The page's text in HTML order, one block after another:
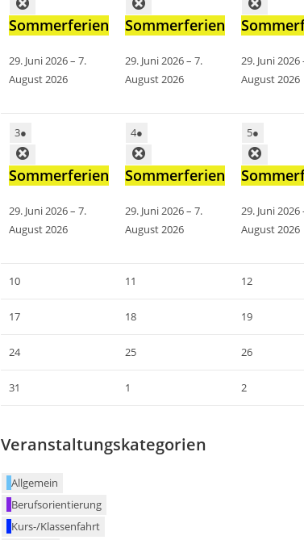
Sommerferien
29. Juni 2026–7.
August 2026
Sommerferien
29. Juni 2026–7.
August 2026
29. Juni 2026
August 2026
3●
Sommerferien
29. Juni 2026–7.
August 2026
4●
Sommerferien
29. Juni 2026–7.
August 2026
5●
29. Juni 2026
August 2026
10 11 12
17 18 19
24 25 26
31 1 2
Veranstaltungskategorien
Allgemein
Berufsorientierung
Kurs-/Klassenfahrt